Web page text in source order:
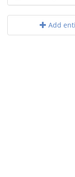
Add